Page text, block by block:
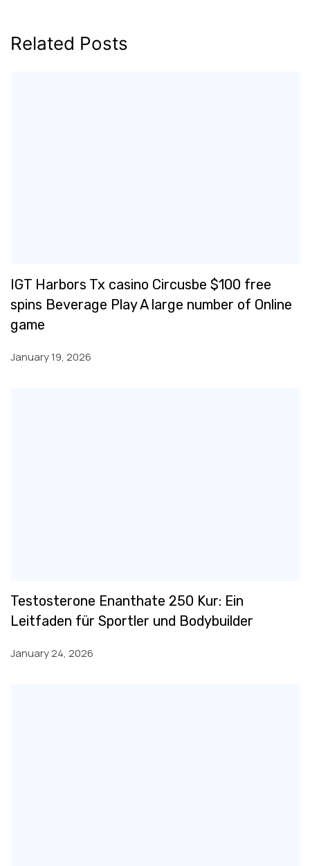
Related Posts
IGT Harbors Tx casino Circusbe $100 free
spins Beverage Play A large number of Online
game
January 19, 2026
Testosterone Enanthate 250 Kur: Ein
Leitfaden für Sportler und Bodybuilder
January 24, 2026